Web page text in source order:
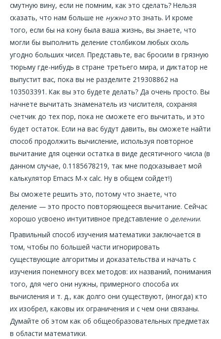
смутную вину, если не помним, как это сделать? Нельзя
сказать, что нам больше не нужноэто знать. И кроме
того, если бы на кону была ваша жизнь, вы знаете, что
могли бы выполнить деление столбиком любых сколь
угодно больших чисел. Представьте, вас бросили в грязную
тюрьму где-нибудь в стране третьего мира, и диктатор не
выпустит вас, пока вы не разделите 219308862 на
103503391. Как вы это будете делать? Да очень просто. Вы
начнете вычитать знаменатель из числителя, сохраняя
счетчик до тех пор, пока не сможете его вычитать, и это
будет остаток. Если на вас будут давить, вы сможете найти
способ продолжить вычисление, используя повторное
вычитание для оценки остатка в виде десятичного числа (в
данном случае, 0.1185678219, так мне подсказывает мой
калькулятор Emacs M-x calc. Ну в общем сойдет!)
Вы сможете решить это, потому что знаете, что
деление — это просто повторяющееся вычитание. Сейчас
хорошо усвоено интуитивное представление о делении.
Правильный способ изучения математики заключается в
том, чтобы по большей части игнорировать
существующие алгоритмы и доказательства и начать с
изучения понемногу всех методов: их названий, понимания
того, для чего они нужны, примерного способа их
вычисления и т. д., как долго они существуют, (иногда) кто
их изобрел, каковы их ограничения и с чем они связаны.
Думайте об этом как об общеобразовательных предметах
в области математики.